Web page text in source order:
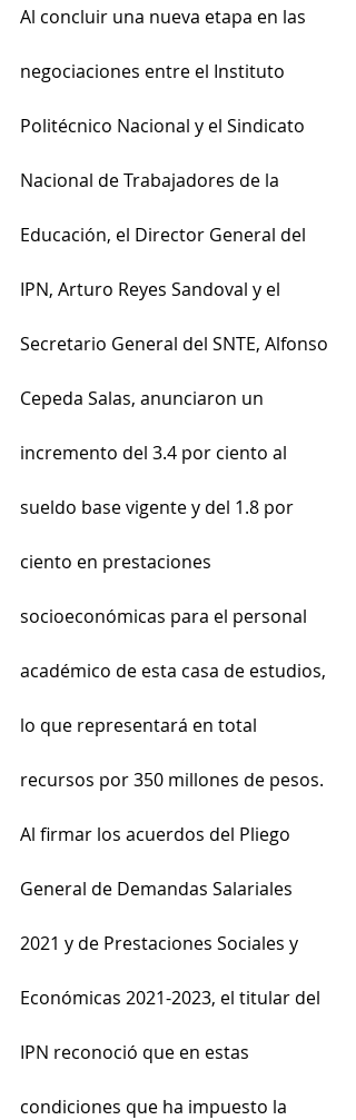
Al concluir una nueva etapa en las
negociaciones entre el Instituto
Politécnico Nacional y el Sindicato
Nacional de Trabajadores de la
Educación, el Director General del
IPN, Arturo Reyes Sandoval y el
Secretario General del SNTE, Alfonso
Cepeda Salas, anunciaron un
incremento del 3.4 por ciento al
sueldo base vigente y del 1.8 por
ciento en prestaciones
socioeconómicas para el personal
académico de esta casa de estudios,
lo que representará en total
recursos por 350 millones de pesos.
Al firmar los acuerdos del Pliego
General de Demandas Salariales
2021 y de Prestaciones Sociales y
Económicas 2021-2023, el titular del
IPN reconoció que en estas
condiciones que ha impuesto la